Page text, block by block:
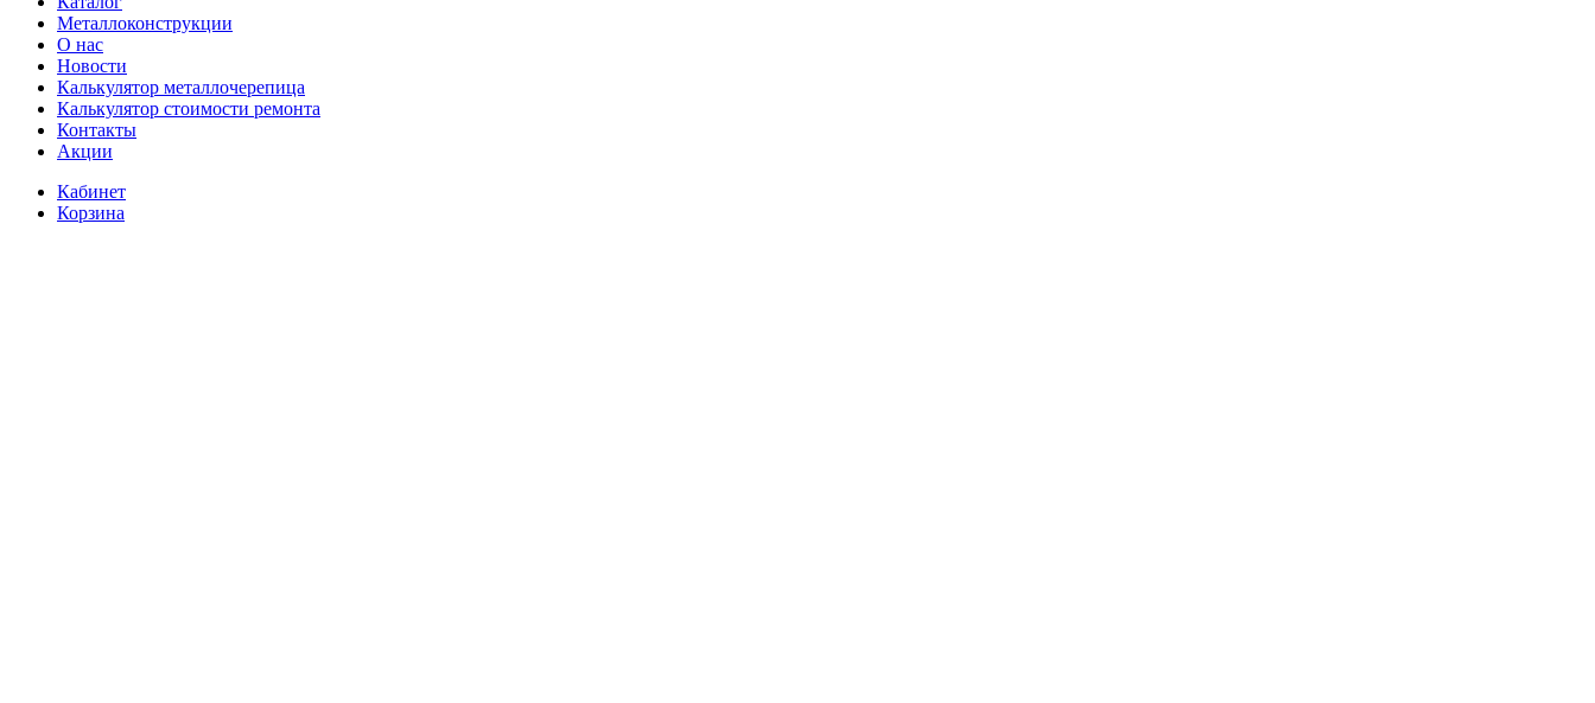
Металлоконструкции
О нас
Новости
Калькулятор металлочерепица
Калькулятор стоимости ремонта
Контакты
Акции
Кабинет
Корзина